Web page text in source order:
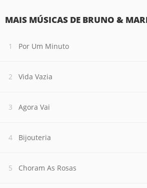
MAIS MÚSICAS DE BRUNO &
Por Um Minuto
Vida Vazia
Agora Vai
Bijouteria
Choram As Rosas